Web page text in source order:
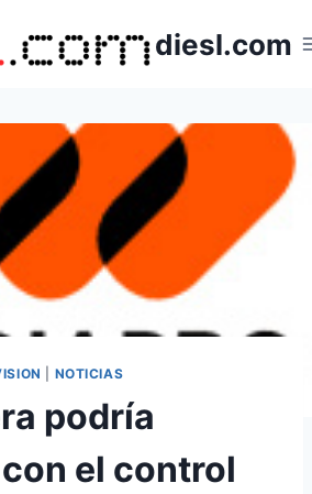
diesl.com
NOTICIAS
podría
el control